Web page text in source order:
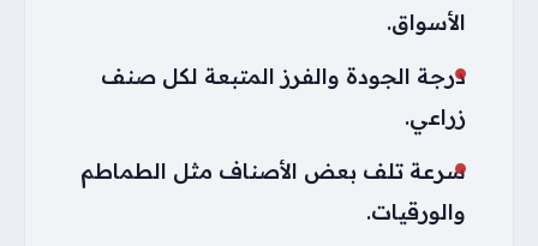
الأسواق.
درجة الجودة والفرز المتبعة لكل صنف
زراعي.
سرعة تلف بعض الأصناف مثل الطماطم
والورقيات.